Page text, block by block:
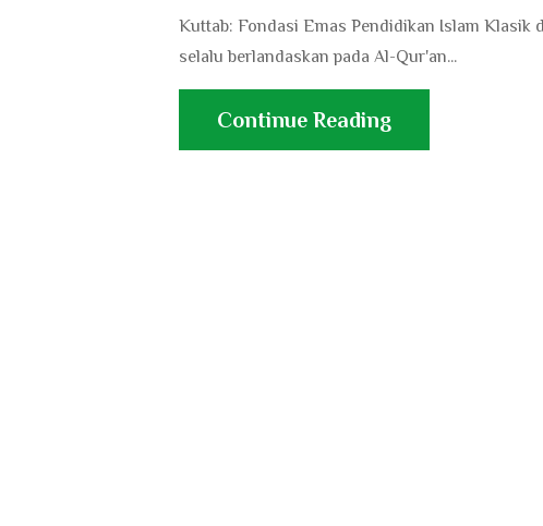
Kuttab: Fondasi Emas Pendidikan Islam Klasik
selalu berlandaskan pada Al-Qur'an...
Continue Reading